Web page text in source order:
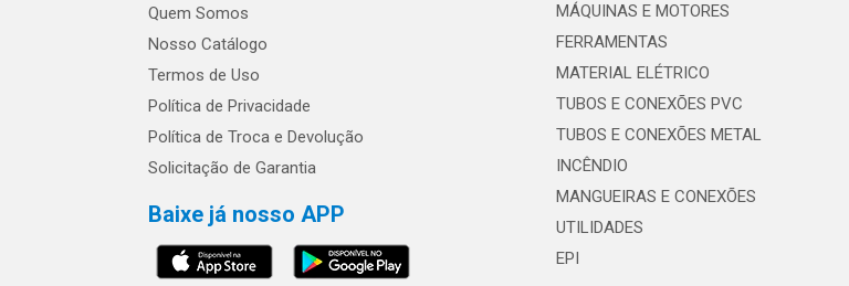
Quem Somos
Nosso Catálogo
Termos de Uso
Política de Privacidade
Política de Troca e Devolução
Solicitação de Garantia
Baixe já nosso APP
MÁQUINAS E MOTORES
FERRAMENTAS
MATERIAL ELÉTRICO
TUBOS E CONEXÕES PVC
TUBOS E CONEXÕES METAL
INCÊNDIO
MANGUEIRAS E CONEXÕES
UTILIDADES
EPI